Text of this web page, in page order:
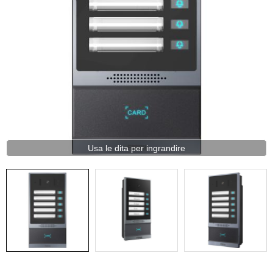
Usa le dita per ingrandire